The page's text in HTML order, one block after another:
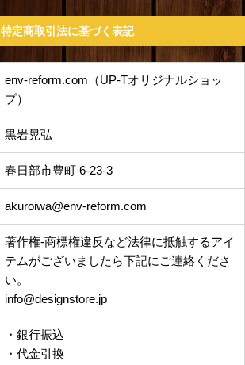
特定商取引法に基づく表記
env-reform.com（UP-Tオリジナルショッ
プ）
黒岩晃弘
春日部市豊町 6-23-3
akuroiwa@env-reform.com
著作権-商標権違反など法律に抵触するアイ
テムがございましたら下記にご連絡くださ
い。
info@designstore.jp
・銀行振込
・代金引換